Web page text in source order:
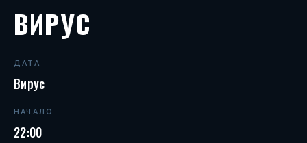
ВИРУС
ДАТА
Вирус
НАЧАЛО
22:00